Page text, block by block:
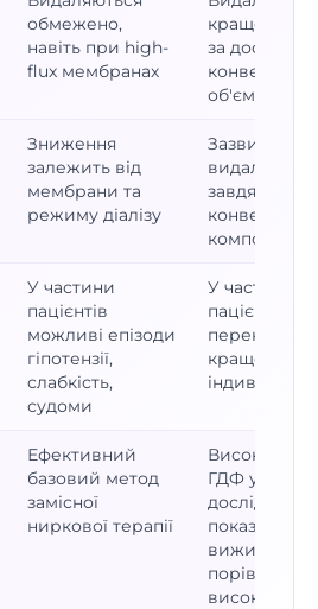
обмежено,
навіть при high-
flux мембранах
краще,
за
об'єму
Зниження
залежить від
мембрани та
режиму діалізу
Зазвичай
видалення
завдяки
компоненту
У частини
пацієнтів
можливі епізоди
гіпотензії,
слабкість,
судоми
У частини
пацієнтів
краще, але
Ефективний
базовий метод
замісної
ниркової терапії
ГДФ у
показала
виживаність
порівняно з